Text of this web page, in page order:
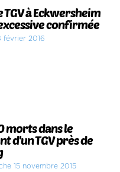
TGV à Eckwersheim
confirmée
février 2016
morts dans le
d'un TGV près de
15 novembre 2015